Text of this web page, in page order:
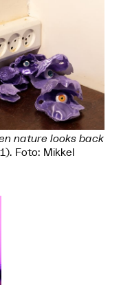
nature looks back
Foto: Mikkel